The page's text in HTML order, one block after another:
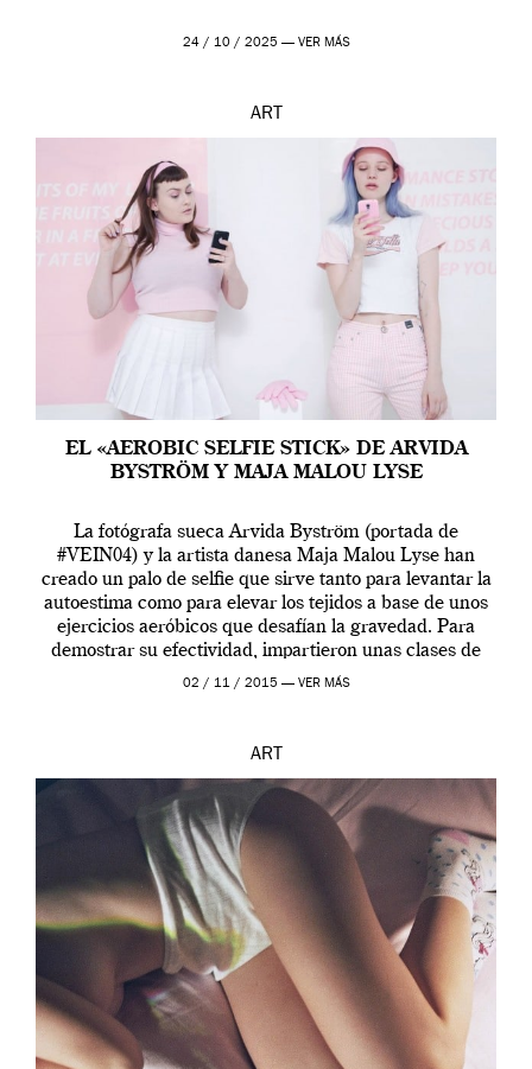
24 / 10 / 2025 — VER MÁS
ART
EL «AEROBIC SELFIE STICK» DE ARVIDA
BYSTRÖM Y MAJA MALOU LYSE
La fotógrafa sueca Arvida Byström (portada de
#VEIN04) y la artista danesa Maja Malou Lyse han
creado un palo de selfie que sirve tanto para levantar la
autoestima como para elevar los tejidos a base de unos
ejercicios aeróbicos que desafían la gravedad. Para
demostrar su efectividad, impartieron unas clases de
prueba en el Tate […]
02 / 11 / 2015 — VER MÁS
ART